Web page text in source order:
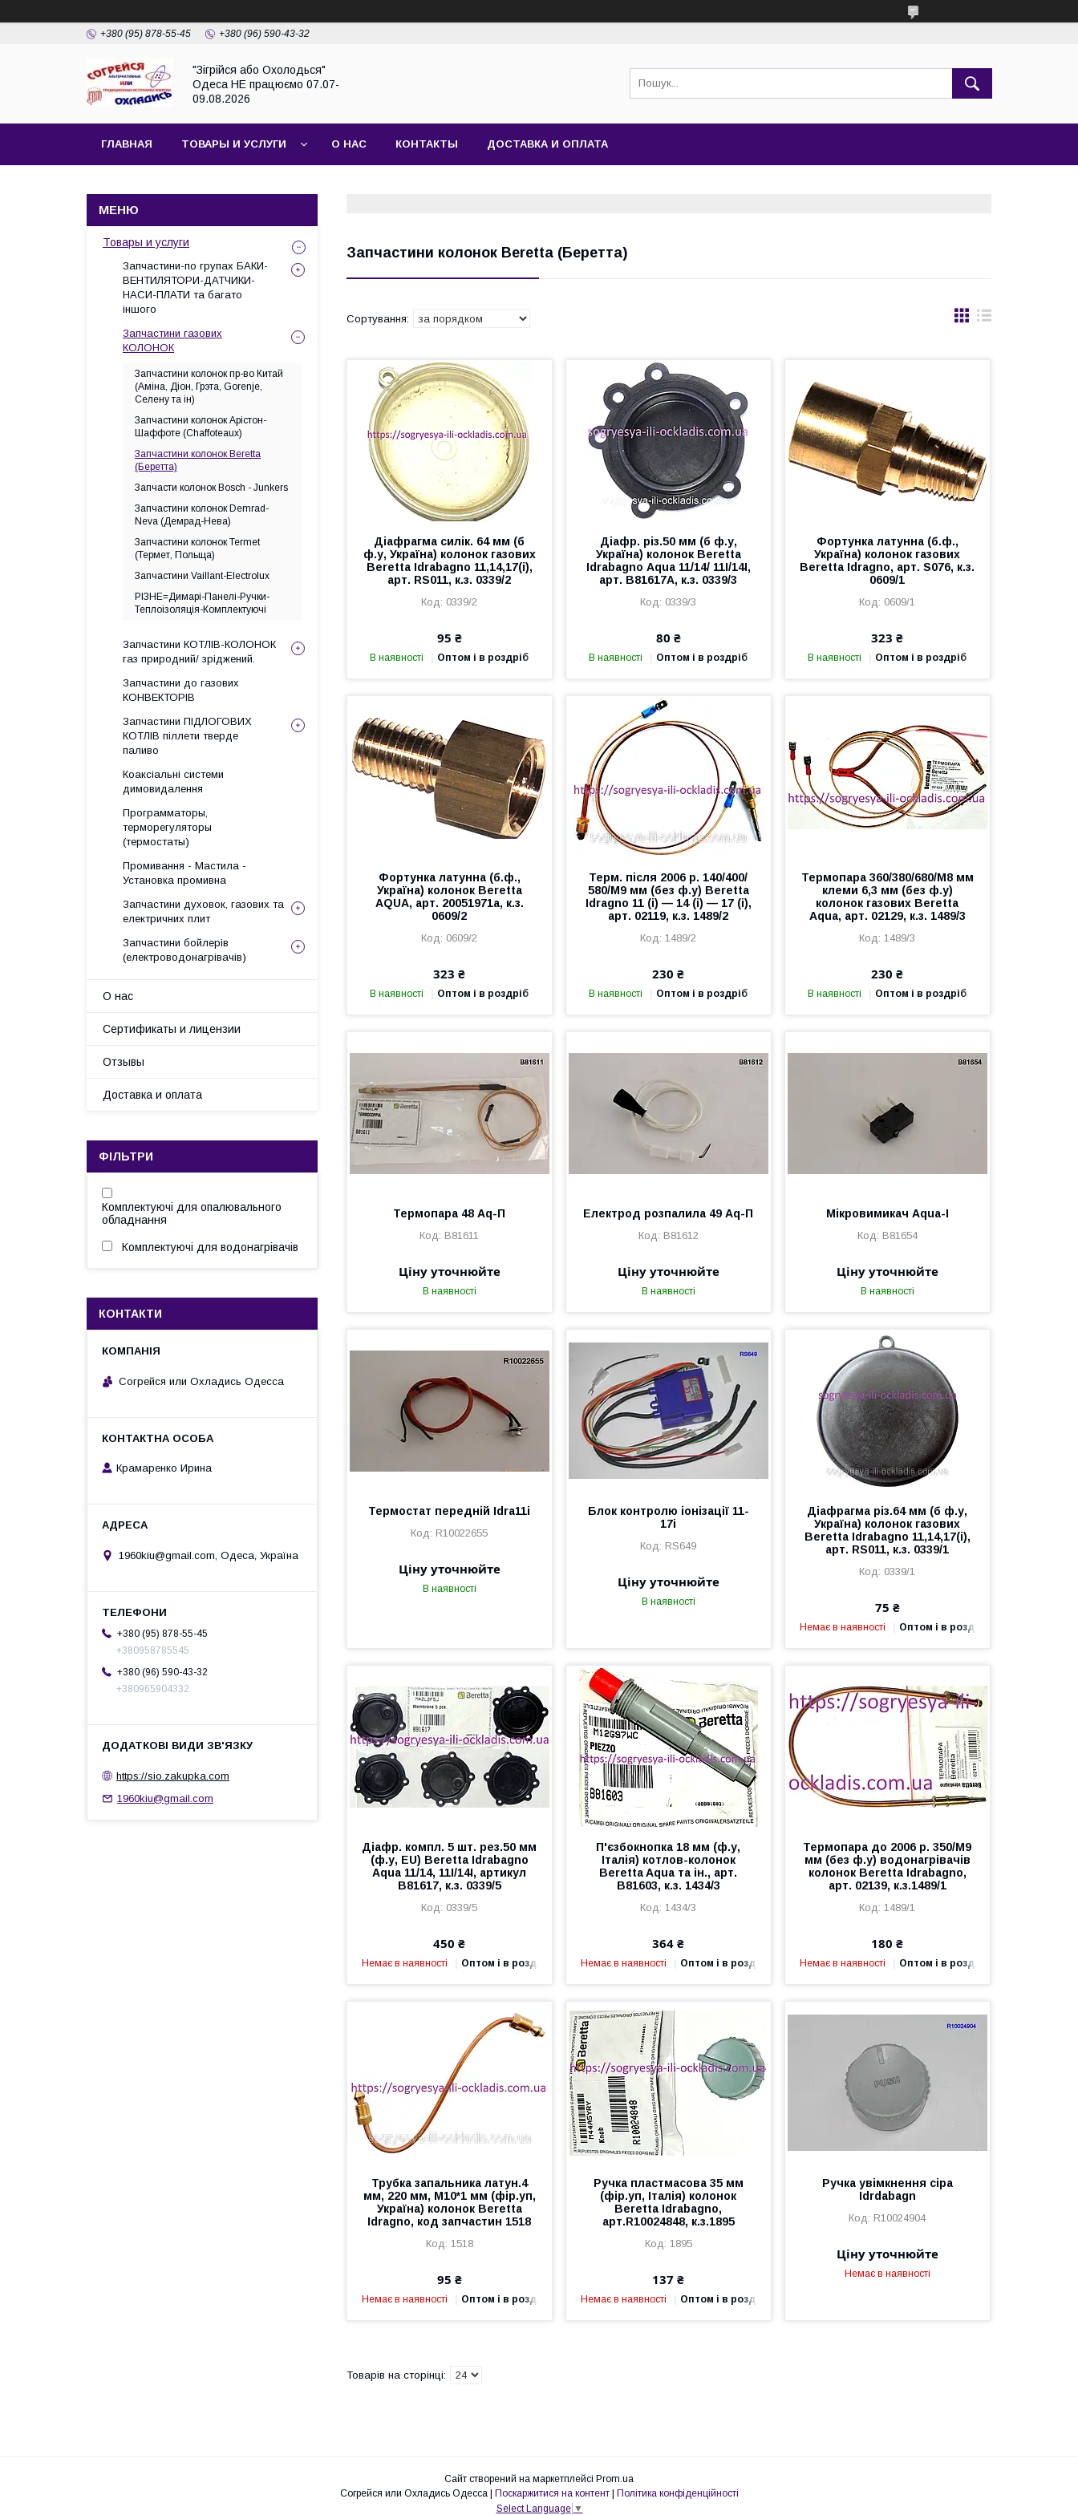
+380 (95) 878-55-45 +380 (96) 590-43-32
"Зігрійся або Охолодься"
Одеса НЕ працюємо 07.07-
09.08.2026
ГЛАВНАЯ ТОВАРЫ И УСЛУГИ О НАС КОНТАКТЫ ДОСТАВКА И ОПЛАТА
Запчастини колонок Beretta (Беретта)
Діафрагма силік. 64 мм (б
ф.у, Україна) колонок газових
Beretta Idrabagno 11,14,17(i),
арт. RS011, к.з. 0339/2
0339/2
95 ₴
В наявності Оптом і в роздріб
Діафр. різ.50 мм (б ф.у,
Україна) колонок Beretta
Idrabagno Aqua 11/14/ 11I/14I,
арт. B81617А, к.з. 0339/3
0339/3
80 ₴
В наявності Оптом і в роздріб
Фортунка латунна (б.ф.,
Україна) колонок газових
Beretta Idragno, арт. S076, к.з.
0609/1
0609/1
323 ₴
В наявності Оптом і в роздріб
Фортунка латунна (б.ф.,
Україна) колонок Beretta
AQUA, арт. 20051971a, к.з.
0609/2
0609/2
323 ₴
В наявності Оптом і в роздріб
Терм. після 2006 р. 140/400/
580/М9 мм (без ф.у) Beretta
Idragno 11 (i) — 14 (i) — 17 (i),
арт. 02119, к.з. 1489/2
1489/2
230 ₴
В наявності Оптом і в роздріб
Термопара 360/380/680/М8 мм
клеми 6,3 мм (без ф.у)
колонок газових Beretta
Aqua, арт. 02129, к.з. 1489/3
1489/3
230 ₴
В наявності Оптом і в роздріб
Термопара 48 Aq-П
B81611
Ціну уточнюйте
В наявності
Електрод розпалила 49 Aq-П
B81612
Ціну уточнюйте
В наявності
Мікровимикач Aqua-I
B81654
Ціну уточнюйте
В наявності
Термостат передній Idra11i
R10022655
Ціну уточнюйте
В наявності
Блок контролю іонізації 11-
17i
RS649
Ціну уточнюйте
В наявності
Діафрагма різ.64 мм (б ф.у,
Україна) колонок газових
Beretta Idrabagno 11,14,17(i),
арт. RS011, к.з. 0339/1
0339/1
75 ₴
Немає в наявності Оптом і в роздріб
Діафр. компл. 5 шт. рез.50 мм
(ф.у, EU) Beretta Idrabagno
Aqua 11/14, 11I/14I, артикул
B81617, к.з. 0339/5
0339/5
450 ₴
Немає в наявності Оптом і в роздріб
П'єзбокнопка 18 мм (ф.у,
Італія) котлов-колонок
Beretta Aqua та ін., арт.
B81603, к.з. 1434/3
1434/3
364 ₴
Немає в наявності Оптом і в роздріб
Термопара до 2006 р. 350/М9
мм (без ф.у) водонагрівачів
колонок Beretta Idrabagno,
арт. 02139, к.з.1489/1
1489/1
180 ₴
Немає в наявності Оптом і в роздріб
Трубка запальника латун.4
мм, 220 мм, М10*1 мм (фір.уп,
Україна) колонок Beretta
Idragno, код запчастин 1518
1518
95 ₴
Немає в наявності Оптом і в роздріб
Ручка пластмасова 35 мм
(фір.уп, Італія) колонок
Beretta Idrabagnо,
арт.R10024848, к.з.1895
1895
137 ₴
Немає в наявності Оптом і в роздріб
Ручка увімкнення сіра
Idrdabagn
R10024904
Ціну уточнюйте
Немає в наявності
Товары и услуги
Запчастини-по групах БАКИ-
ВЕНТИЛЯТОРИ-ДАТЧИКИ-
НАСИ-ПЛАТИ та багато
іншого
Запчастини газових
КОЛОНОК
Запчастини колонок пр-во Китай
(Аміна, Діон, Грэта, Gorenje,
Селену та ін)
Запчастини колонок Арістон-
Шаффоте (Chaffoteaux)
Запчастини колонок Beretta
(Беретта)
Запчасти колонок Bosch - Junkers
Запчастини колонок Demrad-
Neva (Демрад-Нева)
Запчастини колонок Termet
(Термет, Польща)
Запчастини Vaillant-Electrolux
РІЗНЕ=Димарі-Панелі-Ручки-
Теплоізоляція-Комплектуючі
Запчастини КОТЛІВ-КОЛОНОК
газ природний/ зріджений.
Запчастини до газових
КОНВЕКТОРІВ
Запчастини ПІДЛОГОВИХ
КОТЛІВ піллети тверде
паливо
Коаксіальні системи
димовидалення
Программаторы,
терморегуляторы
(термостаты)
Промивання - Мастила -
Установка промивна
Запчастини духовок, газових та
електричних плит
Запчастини бойлерів
(електроводонагрівачів)
О нас
Сертификаты и лицензии
Отзывы
Доставка и оплата
ФІЛЬТРИ
Комплектуючі для опалювального
обладнання
Комплектуючі для водонагрівачів
КОНТАКТИ
Согрейся или Охладись Одесса
Крамаренко Ирина
1960kiu@gmail.com, Одеса, Україна
+380 (95) 878-55-45
+380958785545
+380 (96) 590-43-32
+380965904332
https://sio.zakupka.com
1960kiu@gmail.com
Сайт створений на маркетплейсі Prom.ua
Поскаржитися на контент
Політика конфіденційності
Select Language ▼